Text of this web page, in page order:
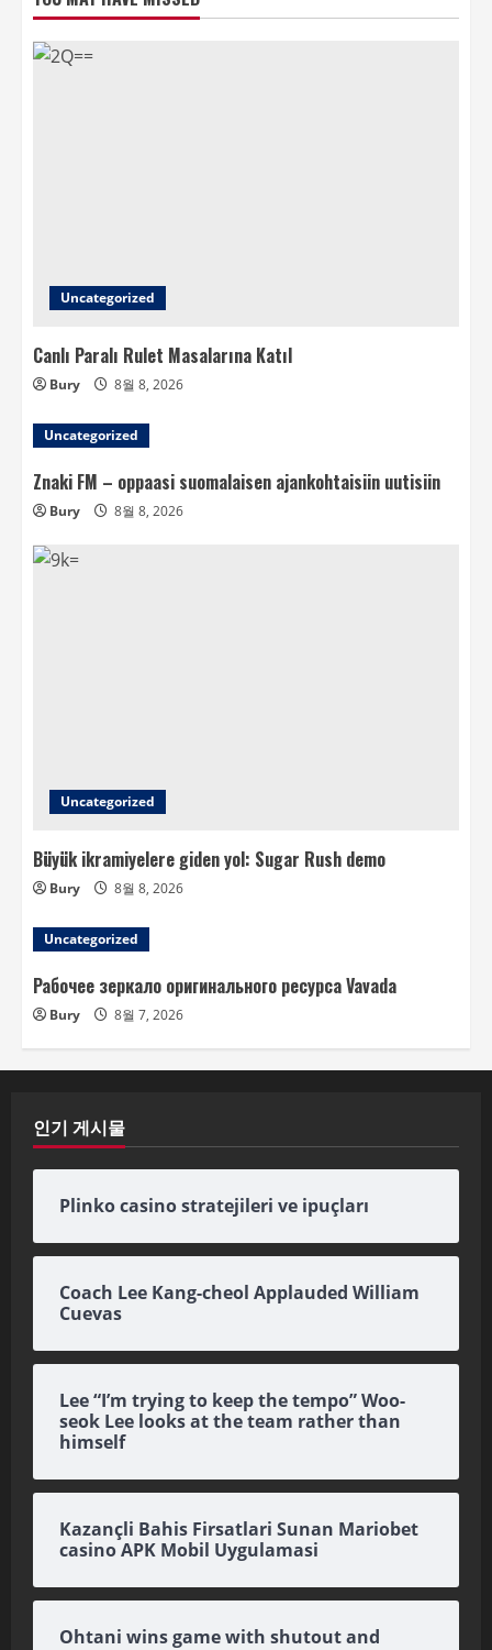
Uncategorized
Canlı Paralı Rulet Masalarına Katıl
Bury 8월 8, 2026
Uncategorized
Znaki FM – oppaasi suomalaisen ajankohtaisiin uutisiin
Bury 8월 8, 2026
Uncategorized
Büyük ikramiyelere giden yol: Sugar Rush demo
Bury 8월 8, 2026
Uncategorized
Рабочее зеркало оригинального ресурса Vavada
Bury 8월 7, 2026
인기 게시물
Plinko casino stratejileri ve ipuçları
Coach Lee Kang-cheol Applauded William
Cuevas
Lee “I’m trying to keep the tempo” Woo-
seok Lee looks at the team rather than
himself
Kazançli Bahis Firsatlari Sunan Mariobet
casino APK Mobil Uygulamasi
Ohtani wins game with shutout and